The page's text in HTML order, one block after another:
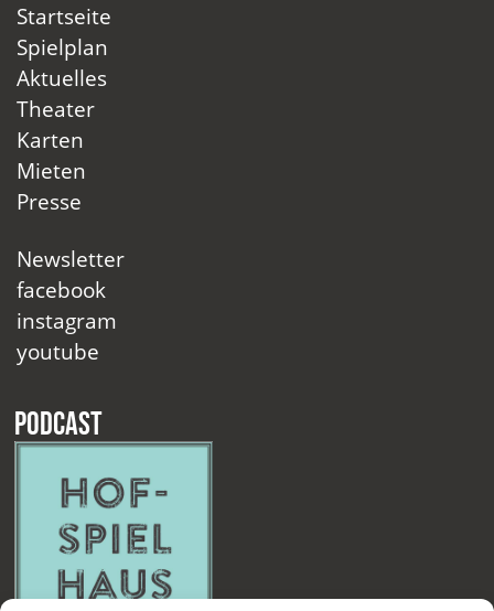
Startseite
Spielplan
Aktuelles
Theater
Karten
Mieten
Presse
Newsletter
facebook
instagram
youtube
Podcast